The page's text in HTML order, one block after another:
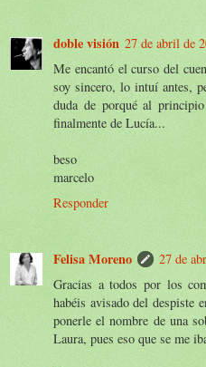
doble visión 27 de abril de
Me encantó el curso del
soy sincero, lo intuí antes,
duda de porqué al
finalmente de Lucía...
beso
marcelo
Responder
Felisa Moreno
27 de
Gracias a todos por los
habéis avisado del despiste
ponerle el nombre de una
Laura, pues eso que se me